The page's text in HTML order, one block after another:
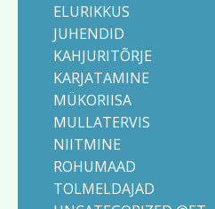
ELURIKKUS
JUHENDID
KAHJURITÕRJE
KARJATAMINE
MÜKORIISA
MULLATERVIS
NIITMINE
ROHUMAAD
TOLMELDAJAD